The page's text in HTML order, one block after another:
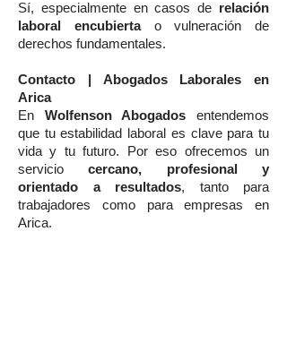
Sí, especialmente en casos de relación
laboral encubiertao vulneración de
derechos fundamentales.
Contacto | Abogados Laborales en
Arica
En Wolfenson Abogados entendemos
que tu estabilidad laboral es clave para tu
vida y tu futuro. Por eso ofrecemos un
serviciocercano, profesional y
orientado a resultados, tanto para
trabajadores como para empresas en
Arica.